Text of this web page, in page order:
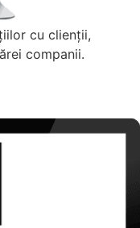
cu clienții,
companii.